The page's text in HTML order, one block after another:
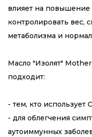
влияет на повышение
контролировать вес,
метаболизма и
Масло "Изолят"
подходит:
- тем, кто использует
- для облегчения
аутоиммунных